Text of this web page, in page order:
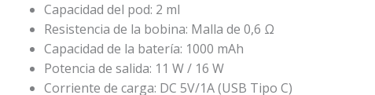
Capacidad del pod: 2 ml
Resistencia de la bobina: Malla de 0,6 Ω
Capacidad de la batería: 1000 mAh
Potencia de salida: 11 W / 16 W
Corriente de carga: DC 5V/1A (USB Tipo C)